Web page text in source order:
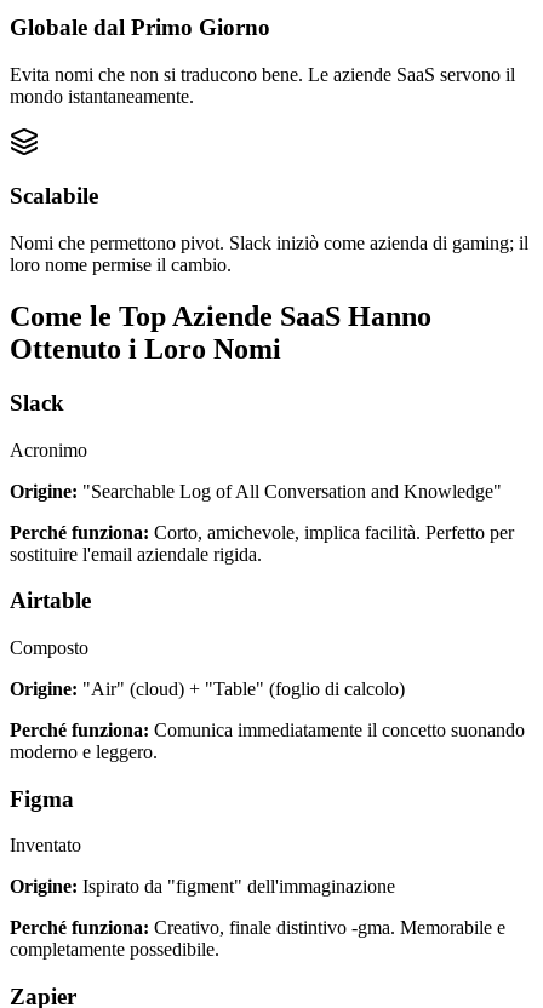
Globale dal Primo Giorno
Evita nomi che non si traducono bene. Le aziende SaaS servono il
mondo istantaneamente.
Scalabile
Nomi che permettono pivot. Slack iniziò come azienda di gaming; il
loro nome permise il cambio.
Come le Top Aziende SaaS Hanno
Ottenuto i Loro Nomi
Slack
Acronimo
Origine: "Searchable Log of All Conversation and Knowledge"
Perché funziona: Corto, amichevole, implica facilità. Perfetto per
sostituire l'email aziendale rigida.
Airtable
Composto
Origine: "Air" (cloud) + "Table" (foglio di calcolo)
Perché funziona: Comunica immediatamente il concetto suonando
moderno e leggero.
Figma
Inventato
Origine: Ispirato da "figment" dell'immaginazione
Perché funziona: Creativo, finale distintivo -gma. Memorabile e
completamente possedibile.
Zapier